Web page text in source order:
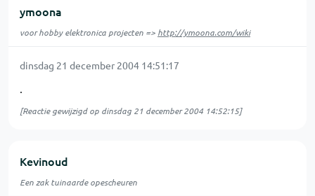
ymoona
voor hobby elektronica projecten => http://ymoona.com/wiki
dinsdag 21 december 2004 14:51:17
.
[Reactie gewijzigd op dinsdag 21 december 2004 14:52:15]
Kevinoud
Een zak tuinaarde opescheuren